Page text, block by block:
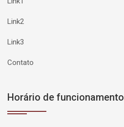
Link2
Link3
Contato
Horário de funcionamento